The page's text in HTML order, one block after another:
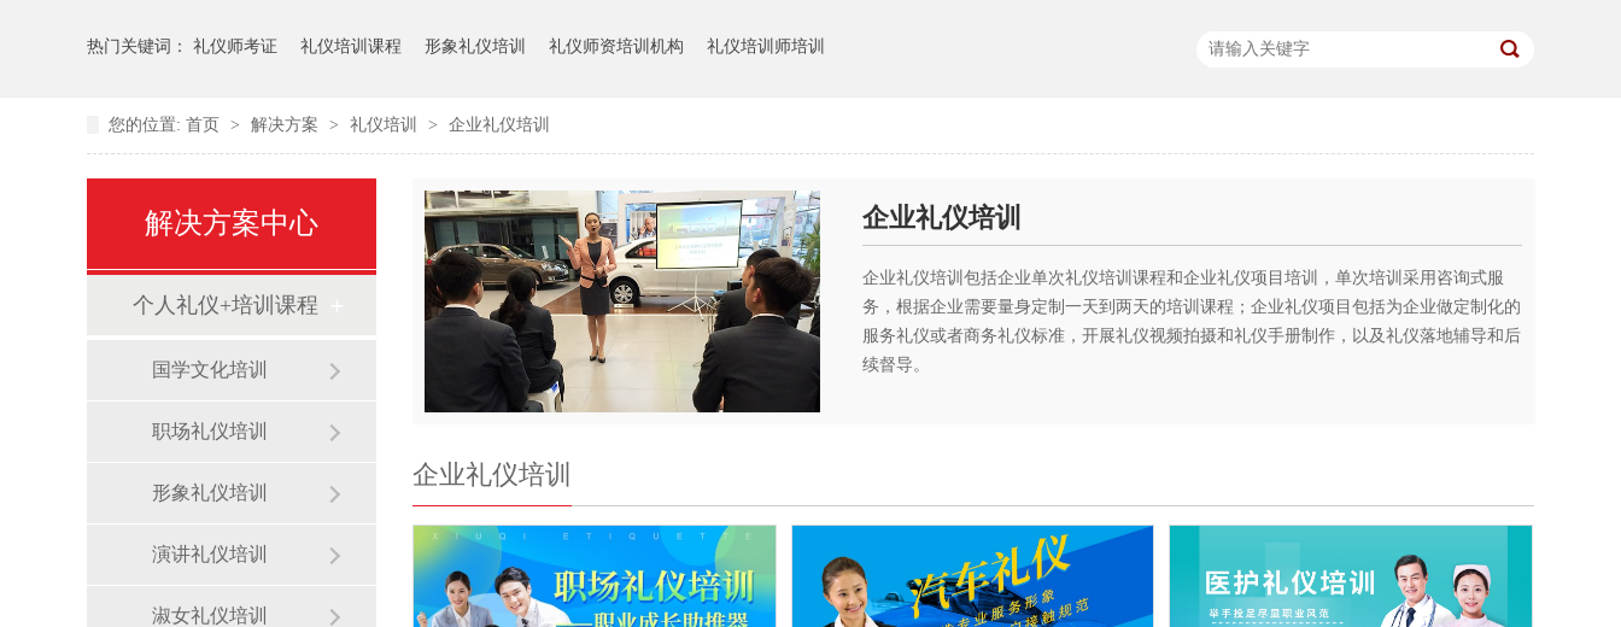
热门关键词： 礼仪师考证 礼仪培训课程 形象礼仪培训 礼仪师资培训机构 礼仪培训师培训
您的位置: 首页 > 解决方案 > 礼仪培训 > 企业礼仪培训
解决方案中心
个人礼仪+培训课程
国学文化培训
职场礼仪培训
形象礼仪培训
演讲礼仪培训
淑女礼仪培训
企业礼仪培训
企业礼仪培训包括企业单次礼仪培训课程和企业礼仪项目培训，单次培训采用咨询式服
务，根据企业需要量身定制一天到两天的培训课程；企业礼仪项目包括为企业做定制化的
服务礼仪或者商务礼仪标准，开展礼仪视频拍摄和礼仪手册制作，以及礼仪落地辅导和后
续督导。
企业礼仪培训